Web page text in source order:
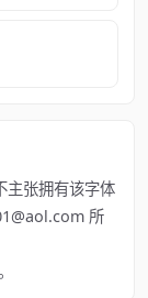
主张拥有该字体
所